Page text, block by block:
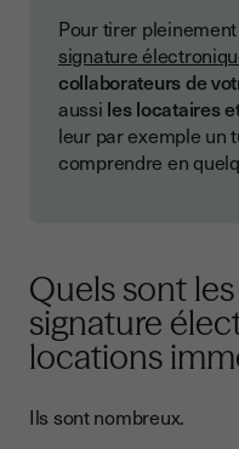
Pour tirer
signature
collaborateurs de
aussi les locataires
leur par exemple un
comprendre en
Quels sont
signature
locations
Ils sont nombreux.